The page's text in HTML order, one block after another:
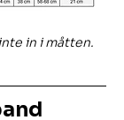
in i måtten.